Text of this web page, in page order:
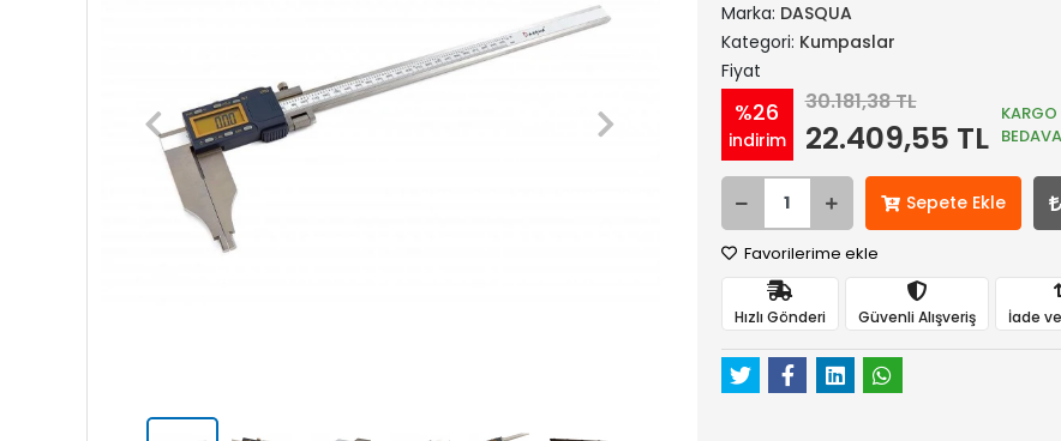
Marka: DASQUA
Kategori: Kumpaslar
Fiyat
%26
indirim
30.181,38 TL
22.409,55 TL
KARGO
BEDAVA
Sepete Ekle
Favorilerime ekle
Hızlı Gönderi Güvenli Alışveriş İade